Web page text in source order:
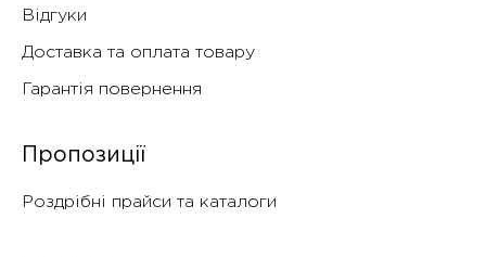
Відгуки
Доставка та оплата товару
Гарантія повернення
Пропозиції
Роздрібні прайси та каталоги